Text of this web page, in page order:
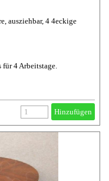
ausziehbar, 4 4eckige
für 4 Arbeitstage.
Hinzufügen